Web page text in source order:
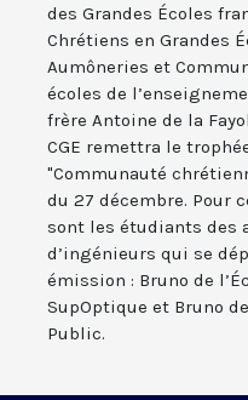
des Grandes Écoles
Chrétiens en Grandes
Aumôneries et
écoles de
frère Antoine de la
CGE remettra le
"Communauté
du 27 décembre. Pour
sont les étudiants des
d’ingénieurs qui se
émission : Bruno de
SupOptique et Bruno
Public.